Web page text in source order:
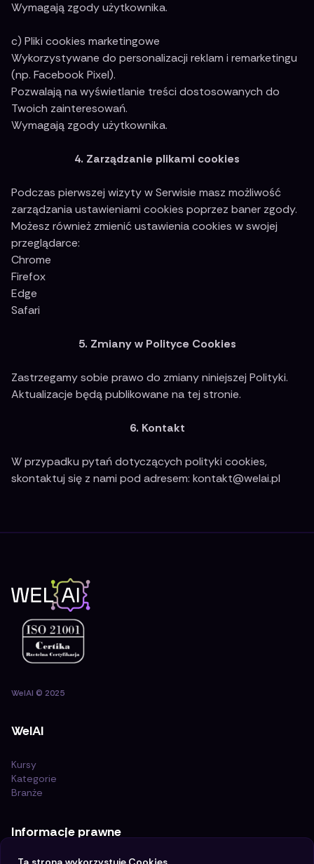
Wymagają zgody użytkownika.
c) Pliki cookies marketingowe
Wykorzystywane do personalizacji reklam i remarketingu
(np. Facebook Pixel).
Pozwalają na wyświetlanie treści dostosowanych do
Twoich zainteresowań.
Wymagają zgody użytkownika.
4. Zarządzanie plikami cookies
Podczas pierwszej wizyty w Serwisie masz możliwość
zarządzania ustawieniami cookies poprzez baner zgody.
Możesz również zmienić ustawienia cookies w swojej
przeglądarce:
Chrome
Firefox
Edge
Safari
5. Zmiany w Polityce Cookies
Zastrzegamy sobie prawo do zmiany niniejszej Polityki.
Aktualizacje będą publikowane na tej stronie.
6. Kontakt
W przypadku pytań dotyczących polityki cookies,
skontaktuj się z nami pod adresem: kontakt@welai.pl
WelAI © 2025
WelAI
Kursy
Kategorie
Branże
Informacje prawne